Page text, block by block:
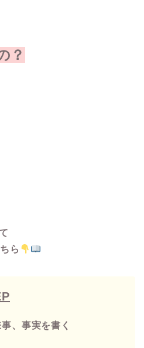
？
ら
、事実を書く